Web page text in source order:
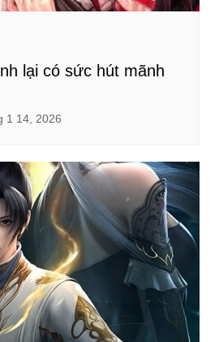
lại có sức hút mãnh
1 14, 2026